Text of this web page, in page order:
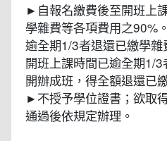
►自報名繳費後至開班上
學雜費等各項費用之90%
逾全期1/3者退還已繳學雜
開班上課時間已逾全期1/
開辦成班，得全額退還已
►不授予學位證書；欲取
通過後依規定辦理。